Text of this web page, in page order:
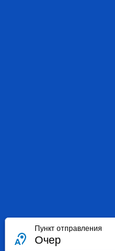
Пункт отправления